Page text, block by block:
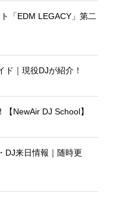
「EDM LEGACY」第二
ド｜現役DJが紹介！
NewAir DJ School】
DJ来日情報｜随時更